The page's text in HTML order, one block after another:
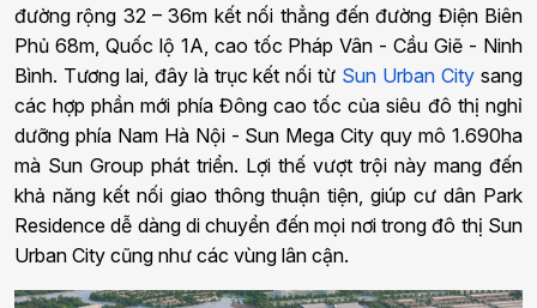
đường rộng 32 – 36m kết nối thẳng đến đường Điện Biên
Phủ 68m, Quốc lộ 1A, cao tốc Pháp Vân - Cầu Giẽ - Ninh
Bình. Tương lai, đây là trục kết nối từ Sun Urban City sang
các hợp phần mới phía Đông cao tốc của siêu đô thị nghỉ
dưỡng phía Nam Hà Nội - Sun Mega City quy mô 1.690ha
mà Sun Group phát triển. Lợi thế vượt trội này mang đến
khả năng kết nối giao thông thuận tiện, giúp cư dân Park
Residence dễ dàng di chuyển đến mọi nơi trong đô thị Sun
Urban City cũng như các vùng lân cận.